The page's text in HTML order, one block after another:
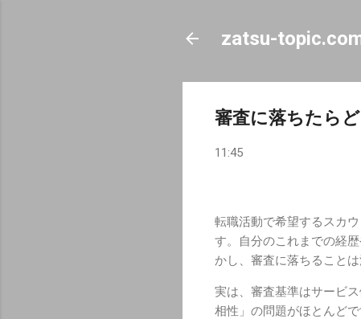
zatsu-
審査に落ちたら
11:45
転職活動で希望するスカ
す。自分のこれまでの経
かし、審査に落ちること
実は、審査基準はサービ
相性」の問題がほとんど